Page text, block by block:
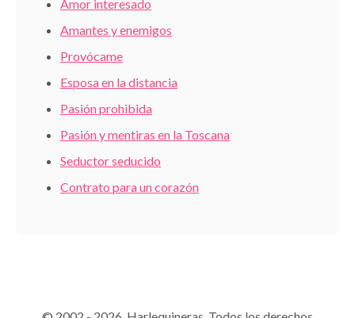
Amor interesado
Amantes y enemigos
Provócame
Esposa en la distancia
Pasión prohibida
Pasión y mentiras en la Toscana
Seductor seducido
Contrato para un corazón